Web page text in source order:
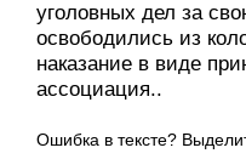
уголовных дел за
освободились из
наказание в виде
ассоциация..
Ошибка в тексте?